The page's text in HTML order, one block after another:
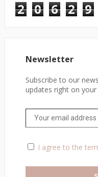
2 0 6 2 9
Newsletter
Subscribe to our
updates right on your
I agree to the